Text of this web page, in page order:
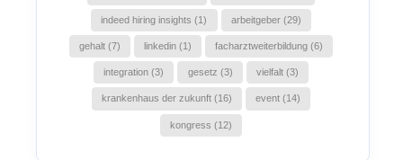
indeed hiring insights (1) arbeitgeber (29)
gehalt (7) linkedin (1) facharztweiterbildung (6)
integration (3) gesetz (3) vielfalt (3)
krankenhaus der zukunft (16) event (14)
kongress (12)